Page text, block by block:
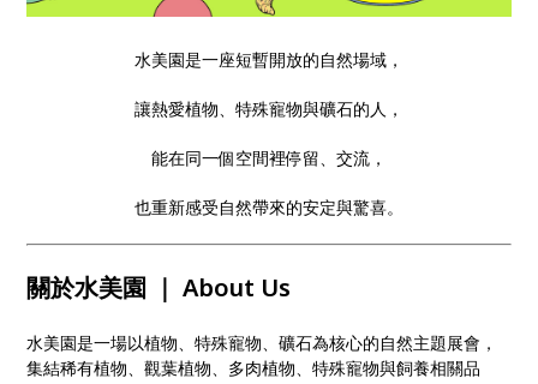
水美園是一座短暫開放的自然場域，
讓熱愛植物、特殊寵物與礦石的人，
能在同一個空間裡停留、交流，
也重新感受自然帶來的安定與驚喜。
關於水美園 ｜ About Us
水美園是一場以植物、特殊寵物、礦石為核心的自然主題展會，
集結稀有植物、觀葉植物、多肉植物、特殊寵物與飼養相關品